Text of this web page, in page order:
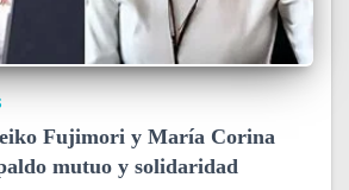
Fujimori y María Corina
mutuo y solidaridad